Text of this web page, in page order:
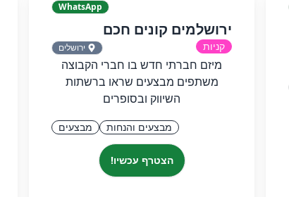
WhatsApp
ירושלמים קונים חכם
קניות ירושלים
מיזם חברתי חדש בו חברי הקבוצה
משתפים מבצעים שראו ברשתות
השיווק ובסופרים
מבצעים והנחות מבצעים
הצטרף עכשיו!